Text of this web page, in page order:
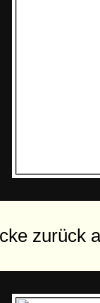
zurück